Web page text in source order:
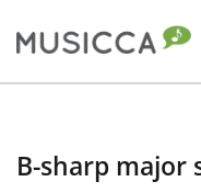
Български
B-sharp major